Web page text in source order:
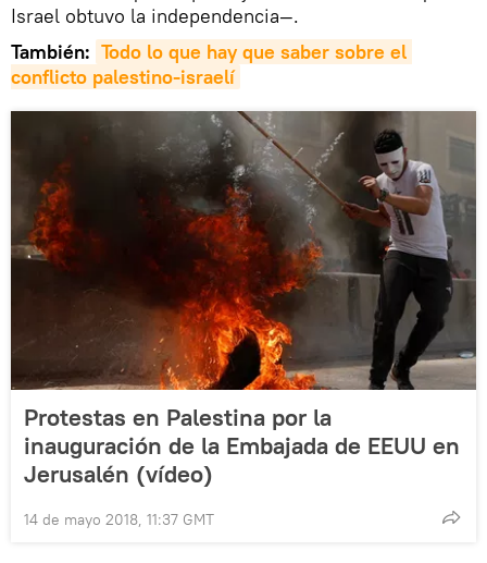
Israel obtuvo la independencia—.
También: Todo lo que hay que saber sobre el
conflicto palestino-israelí
Protestas en Palestina por la
inauguración de la Embajada de EEUU en
Jerusalén (vídeo)
14 de mayo 2018, 11:37 GMT